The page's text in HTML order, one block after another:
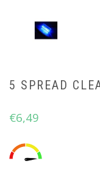
5 SPREAD
€6,49